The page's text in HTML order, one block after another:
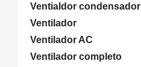
Ventialdor condensador
Ventilador
Ventilador AC
Ventilador completo